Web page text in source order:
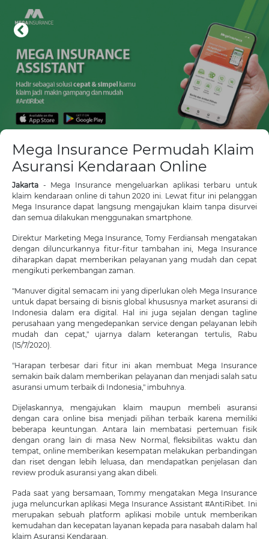
Mega Insurance Permudah Klaim
Asuransi Kendaraan Online
Jakarta - Mega Insurance mengeluarkan aplikasi terbaru untuk
klaim kendaraan online di tahun 2020 ini. Lewat fitur ini pelanggan
Mega Insurance dapat langsung mengajukan klaim tanpa disurvei
dan semua dilakukan menggunakan smartphone.
Direktur Marketing Mega Insurance, Tomy Ferdiansah mengatakan
dengan diluncurkannya fitur-fitur tambahan ini, Mega Insurance
diharapkan dapat memberikan pelayanan yang mudah dan cepat
mengikuti perkembangan zaman.
"Manuver digital semacam ini yang diperlukan oleh Mega Insurance
untuk dapat bersaing di bisnis global khususnya market asuransi di
Indonesia dalam era digital. Hal ini juga sejalan dengan tagline
perusahaan yang mengedepankan service dengan pelayanan lebih
mudah dan cepat," ujarnya dalam keterangan tertulis, Rabu
(15/7/2020).
"Harapan terbesar dari fitur ini akan membuat Mega Insurance
semakin baik dalam memberikan pelayanan dan menjadi salah satu
asuransi umum terbaik di Indonesia," imbuhnya.
Dijelaskannya, mengajukan klaim maupun membeli asuransi
dengan cara online bisa menjadi pilihan terbaik karena memiliki
beberapa keuntungan. Antara lain membatasi pertemuan fisik
dengan orang lain di masa New Normal, fleksibilitas waktu dan
tempat, online memberikan kesempatan melakukan perbandingan
dan riset dengan lebih leluasa, dan mendapatkan penjelasan dan
review produk asuransi yang akan dibeli.
Pada saat yang bersamaan, Tommy mengatakan Mega Insurance
juga meluncurkan aplikasi Mega Insurance Assistant #AntiRibet. Ini
merupakan sebuah platform aplikasi mobile untuk memberikan
kemudahan dan kecepatan layanan kepada para nasabah dalam hal
klaim Asuransi Kendaraan.